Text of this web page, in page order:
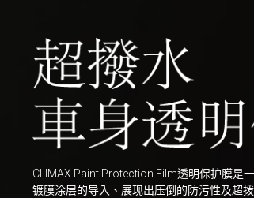
CLIMAX Paint Protection Film透明保护膜是
镀膜涂层的导入、展现出压倒的防污性及超